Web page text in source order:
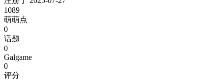
1089
萌萌点
0
话题
0
Galgame
0
评分